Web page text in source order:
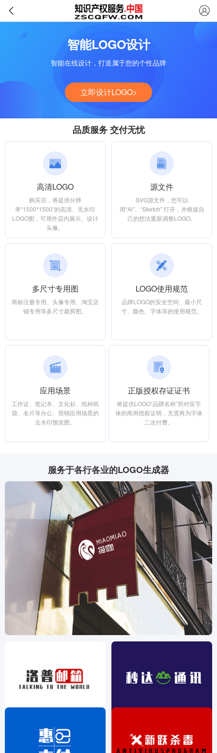
智能LOGO设计
智能在线设计，打造属于您的个性品牌
立即设计LOGO>
品质服务 交付无忧
高清LOGO
购买后，将提供分辨
率“1500*1500”的高清、无水印
LOGO图，可用作店内展示、设计
头像。
源文件
SVG源文件，您可以
用“Al”、“Sketch” 打开，并根据自
己的想法重新调整LOGO。
多尺寸专用图
商标注册专用、头像专用、淘宝店
铺专用等多尺寸裁剪图。
LOGO使用规范
品牌LOGO的安全空间、最小尺
寸、颜色、字体等的使用规范。
应用场景
工作证、笔记本、文化衫、纸杯纸
袋、名片等办公、营销应用场景的
去水印预览图。
正版授权存证证书
将提供LOGO“品牌名称”所对应字
体的商用授权证明，无需再为字体
二次付费。
服务于各行各业的LOGO生成器